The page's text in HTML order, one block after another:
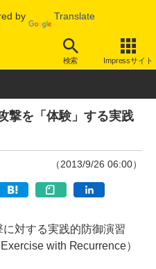
by Translate
検索 Impressサイト
その他
撃を「体験」する実践
（2013/9/26 06:00）
対する実践的防御演習
with Recurrence）